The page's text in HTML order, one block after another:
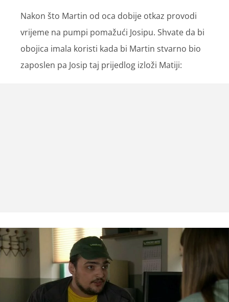
Nakon što Martin od oca dobije otkaz provodi
vrijeme na pumpi pomažući Josipu. Shvate da bi
obojica imala koristi kada bi Martin stvarno bio
zaposlen pa Josip taj prijedlog izloži Matiji: